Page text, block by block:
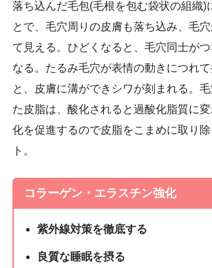
落ち込んだ毛包(毛根を包む袋状の組織)
とで、毛穴周りの皮膚も落ち込み、毛
て見える。ひどくなると、毛穴同士が
なる。たるみ毛穴が表情の動きにつれ
と、皮膚に溝ができシワが刻まれる。
た皮脂は、酸化されると過酸化脂質に
化を促進するので皮脂をこまめに取り
ト。
コラーゲン・エラスチン強化
紫外線対策を徹底する
良質な睡眠を摂る